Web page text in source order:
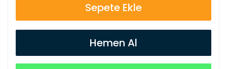
Sepete Ekle
Hemen Al